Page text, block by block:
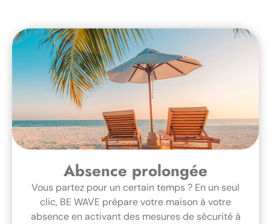
Absence prolongée
Vous partez pour un certain temps ? En un seul
clic, BE WAVE prépare votre maison à votre
absence en activant des mesures de sécurité à